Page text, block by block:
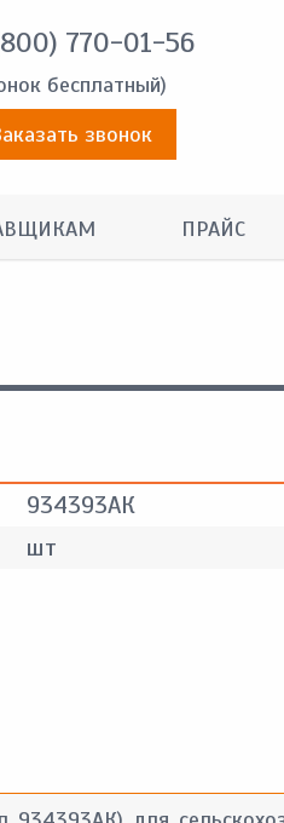
770-01-56
бесплатный)
звонок
ПРАЙС
934393АК
шт